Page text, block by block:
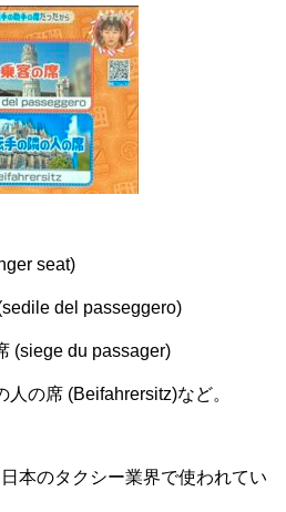
seat)
del passeggero)
(siege du passager)
の席 (Beifahrersitz)など。
本のタクシー業界で使われてい